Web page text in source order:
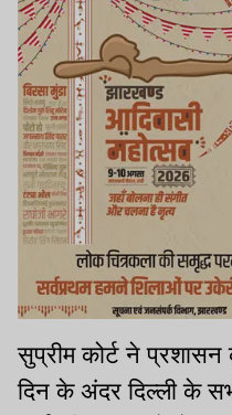
सुप्रीम कोर्ट ने
दिन के अंदर दिल्ली के